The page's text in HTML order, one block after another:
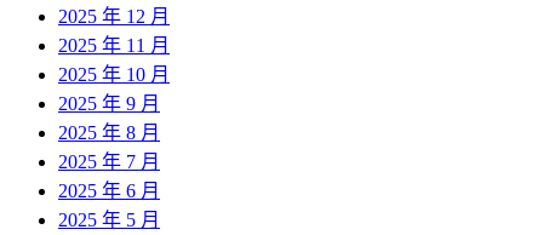
2025 年 12 月
2025 年 11 月
2025 年 10 月
2025 年 9 月
2025 年 8 月
2025 年 7 月
2025 年 6 月
2025 年 5 月